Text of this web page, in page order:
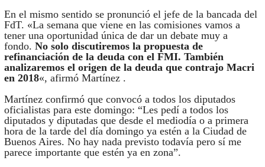
En el mismo sentido se pronunció el jefe de la bancada del
FdT. «La semana que viene en las comisiones vamos a
tener una oportunidad única de dar un debate muy a
fondo. No solo discutiremos la propuesta de
refinanciación de la deuda con el FMI. También
analizaremos el origen de la deuda que contrajo Macri
en 2018«, afirmó Martínez .
Martínez confirmó que convocó a todos los diputados
oficialistas para este domingo: “Les pedí a todos los
diputados y diputadas que desde el mediodía o a primera
hora de la tarde del día domingo ya estén a la Ciudad de
Buenos Aires. No hay nada previsto todavía pero sí me
parece importante que estén ya en zona”.